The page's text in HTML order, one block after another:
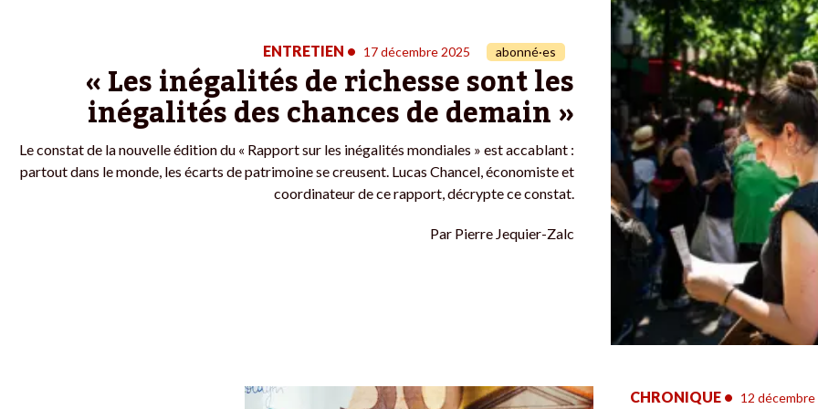
ENTRETIEN • 17 décembre 2025 abonné·es
« Les inégalités de richesse sont les
inégalités des chances de demain »
Le constat de la nouvelle édition du « Rapport sur les inégalités mondiales » est accablant :
partout dans le monde, les écarts de patrimoine se creusent. Lucas Chancel, économiste et
coordinateur de ce rapport, décrypte ce constat.
Par Pierre Jequier-Zalc
CHRONIQUE • 12